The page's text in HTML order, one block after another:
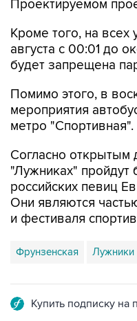
Проектируемом
Кроме того, на всех
августа с 00:01 до
будет запрещена
Помимо этого, в
мероприятия
метро "Спортивная".
Согласно открытым
"Лужниках" пройдут
российских певиц
Они являются
и фестиваля
Фрунзенская Лужники
Купить подписку